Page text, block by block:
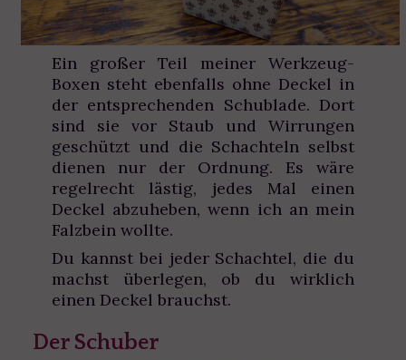
Ein großer Teil meiner Werkzeug-
Boxen steht ebenfalls ohne Deckel in
der entsprechenden Schublade. Dort
sind sie vor Staub und Wirrungen
geschützt und die Schachteln selbst
dienen nur der Ordnung. Es wäre
regelrecht lästig, jedes Mal einen
Deckel abzuheben, wenn ich an mein
Falzbein wollte.
Du kannst bei jeder Schachtel, die du
machst überlegen, ob du wirklich
einen Deckel brauchst.
Der Schuber